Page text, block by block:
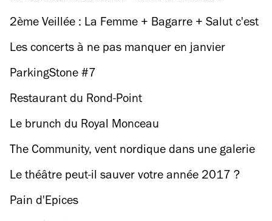
2ème Veillée : La Femme + Bagarre + Salut c'est
cool
Les concerts à ne pas manquer en janvier
ParkingStone #7
Restaurant du Rond-Point
Le brunch du Royal Monceau
The Community, vent nordique dans une galerie
de Château d'Eau
Le théâtre peut-il sauver votre année 2017 ?
Pain d'Epices